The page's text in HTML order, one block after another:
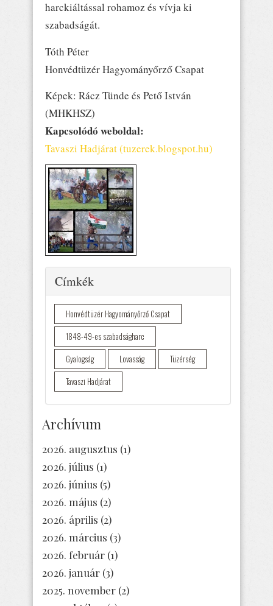
harckiáltással rohamoz és vívja ki
szabadságát.
Tóth Péter
Honvédtüzér Hagyományőrző Csapat
Képek: Rácz Tünde és Pető István
(MHKHSZ)
Kapcsolódó weboldal:
Tavaszi Hadjárat (tuzerek.blogspot.hu)
Elrejtés
Címkék
Honvédtüzér Hagyományőrző Csapat
1848-49-es szabadságharc
Gyalogság
Lovasság
Tüzérség
Tavaszi Hadjárat
Archívum
2026. augusztus (1)
2026. július (1)
2026. június (5)
2026. május (2)
2026. április (2)
2026. március (3)
2026. február (1)
2026. január (3)
2025. november (2)